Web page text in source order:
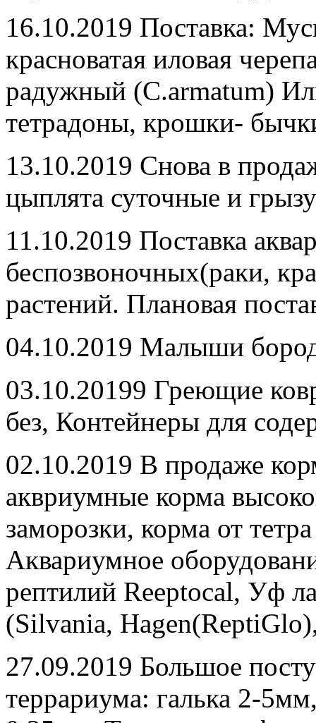
16.10.2019 Поставка:
красноватая иловая
радужный (C.armatum)
тетрадоны, крошки-
13.10.2019 Снова в
цыплята суточные и
11.10.2019 Поставка
беспозвоночных(раки,
растений. Плановая
04.10.2019 Малыши
03.10.20199 Греющие
без, Контейнеры для
02.10.2019 В продаже
аквриумные корма
заморозки, корма от
Аквариумное
рептилий Reeptocal, Уф
(Silvania,
27.09.2019 Большое
террариума: галька 2-